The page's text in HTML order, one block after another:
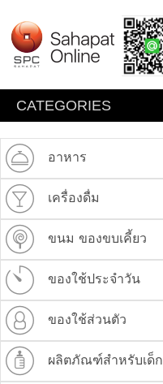
CATEGORIES
อาหาร
เครื่องดื่ม
ขนม ของขบเคี้ยว
ของใช้ประจำวัน
ของใช้ส่วนตัว
ผลิตภัณฑ์สำหรับเด็ก